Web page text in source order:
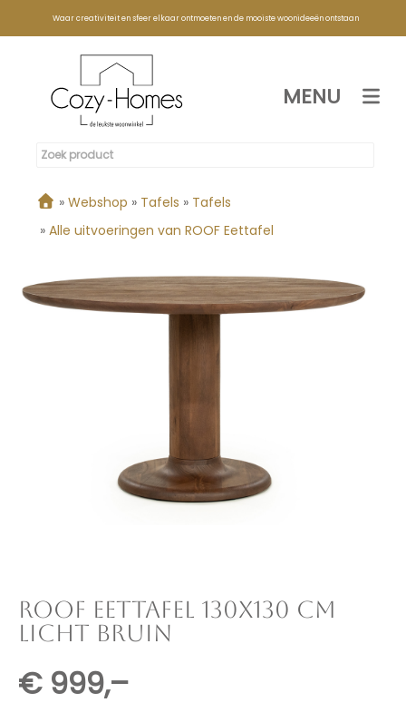
Waar creativiteit en sfeer elkaar ontmoeten en de mooiste woonideeën ontstaan
MENU
» Webshop » Tafels » Tafels
» Alle uitvoeringen van ROOF Eettafel
ROOF EETTAFEL 130X130 CM
LICHT BRUIN
€ 999,–